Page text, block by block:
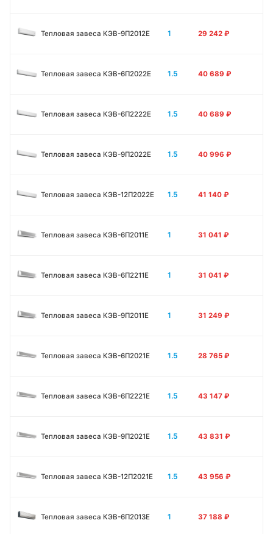
Тепловая завеса КЭВ-9П2012Е 1 29 242 ₽
Тепловая завеса КЭВ-6П2022Е 1.5 40 689 ₽
Тепловая завеса КЭВ-6П2222Е 1.5 40 689 ₽
Тепловая завеса КЭВ-9П2022Е 1.5 40 996 ₽
Тепловая завеса КЭВ-12П2022Е 1.5 41 140 ₽
Тепловая завеса КЭВ-6П2011E 1 31 041 ₽
Тепловая завеса КЭВ-6П2211E 1 31 041 ₽
Тепловая завеса КЭВ-9П2011E 1 31 249 ₽
Тепловая завеса КЭВ-6П2021E 1.5 28 765 ₽
Тепловая завеса КЭВ-6П2221E 1.5 43 147 ₽
Тепловая завеса КЭВ-9П2021E 1.5 43 831 ₽
Тепловая завеса КЭВ-12П2021E 1.5 43 956 ₽
Тепловая завеса КЭВ-6П2013E 1 37 188 ₽